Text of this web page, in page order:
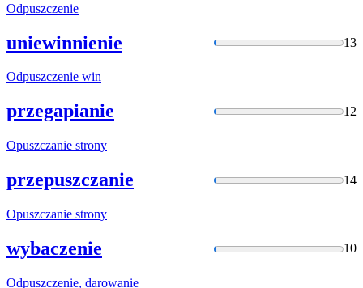
Odpuszczenie
uniewinnienie 13
Odpuszczenie win
przegapianie 12
Opuszczanie strony
przepuszczanie 14
Opuszczanie strony
wybaczenie 10
Odpuszczenie, darowanie